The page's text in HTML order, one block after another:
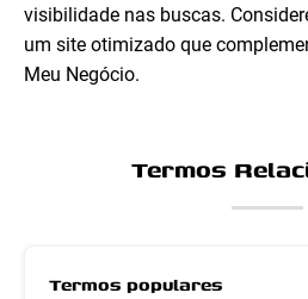
visibilidade nas buscas.
um site otimizado que
Meu Negócio.
Termos
Termos populares